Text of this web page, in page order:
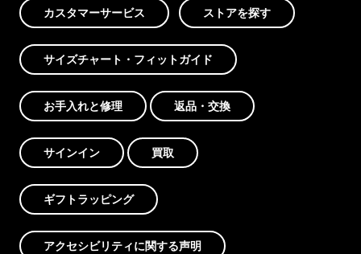
カスタマーサービス ストアを探す
サイズチャート・フィットガイド
お手入れと修理 返品・交換
サインイン 買取
ギフトラッピング
アクセシビリティに関する声明